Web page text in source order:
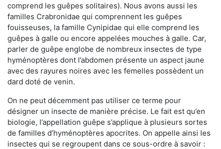
comprend les guêpes solitaires). Nous avons aussi les
familles Crabronidae qui comprennent les guêpes
fouisseuses, la famille Cynipidae qui elle comprend les
guêpes à galle ou encore appelées mouches à galle. Car,
parler de guêpe englobe de nombreux insectes de type
hyménoptères dont l’abdomen présente un aspect jaune
avec des rayures noires avec les femelles possèdent un
dard doté de venin.
On ne peut décemment pas utiliser ce terme pour
désigner un insecte de manière précise. Le fait est qu’en
biologie, l’appellation guêpe s’applique à plusieurs sortes
de familles d’hyménoptères apocrites. On appelle ainsi les
insectes qui se regroupent dans ce sous-ordre à savoir :